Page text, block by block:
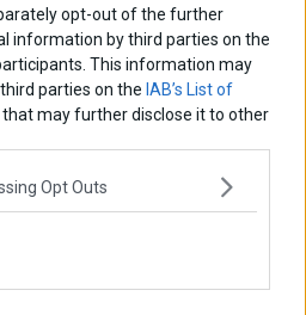
opt-out of the further
information by third parties on the
This information may
parties on the IAB’s List of
that may further disclose it to other
Opt Outs
στην καταγγελία: Η Ελλάδα πάντα
Μεσσία
επιχειρήσεις διαμορφώνουν το νέο